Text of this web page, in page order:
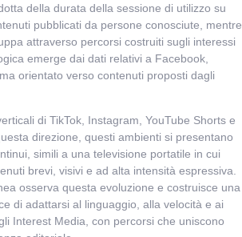
della durata della sessione di utilizzo su
pubblicati da persone conosciute, mentre
attraverso percorsi costruiti sugli interessi
emerge dai dati relativi a Facebook,
orientato verso contenuti proposti dagli
di TikTok, Instagram, YouTube Shorts e
direzione, questi ambienti si presentano
simili a una televisione portatile in cui
brevi, visivi e ad alta intensità espressiva.
osserva questa evoluzione e costruisce una
di adattarsi al linguaggio, alla velocità e ai
Interest Media, con percorsi che uniscono
l'agente AI di Vismarcorp. In
utile?